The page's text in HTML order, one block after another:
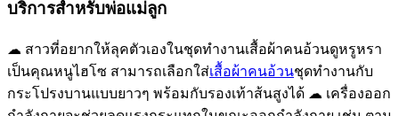
บริการสำหรับพ่อแม่ลูก
☁ สาวที่อยากให้ลุคตัวเองในชุดทำงานเสื้อผ้าคนอ้วนดูหรูหรา
เป็นคุณหนูไฮโซ สามารถเลือกใส่เสื้อผ้าคนอ้วนชุดทำงานกับ
กระโปรงบานแบบยาวๆ พร้อมกับรองเท้าส้นสูงได้ ☁ เครื่องออก